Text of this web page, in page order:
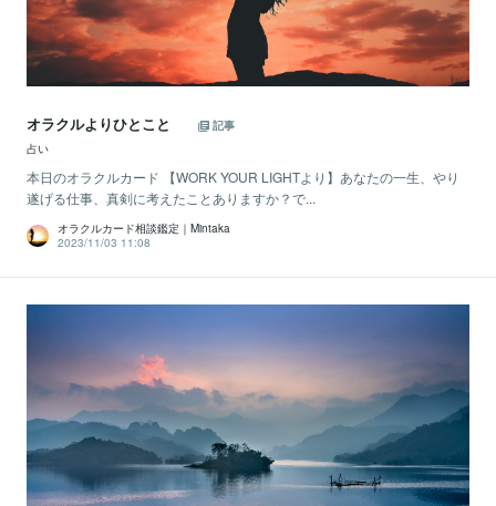
オラクルよりひとこと
記事
占い
本日のオラクルカード 【WORK YOUR LIGHTより】あなたの一生、やり
遂げる仕事、真剣に考えたことありますか？で...
オラクルカード相談鑑定｜Mintaka
2023/11/03 11:08